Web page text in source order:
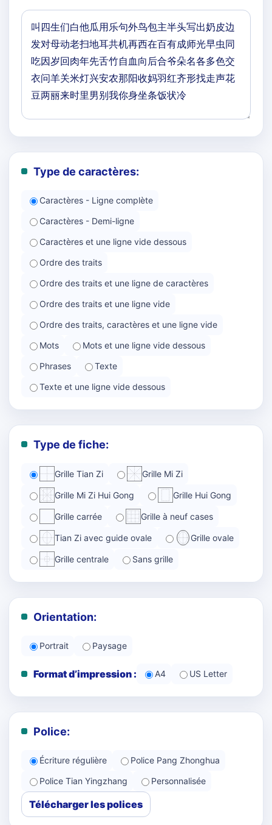
Type de caractères:
Caractères - Ligne complète
Caractères - Demi-ligne
Caractères et une ligne vide dessous
Ordre des traits
Ordre des traits et une ligne de caractères
Ordre des traits et une ligne vide
Ordre des traits, caractères et une ligne vide
Mots
Mots et une ligne vide dessous
Phrases
Texte
Texte et une ligne vide dessous
Type de fiche:
Grille Tian Zi Grille Mi Zi
Grille Mi Zi Hui Gong Grille Hui Gong
Grille carrée Grille à neuf cases
Tian Zi avec guide ovale Grille ovale
Grille centrale Sans grille
Orientation:
Portrait Paysage
Format d’impression : A4 US Letter
Police:
Écriture régulière
Police Pang Zhonghua
Police Tian Yingzhang
Personnalisée
Télécharger les polices